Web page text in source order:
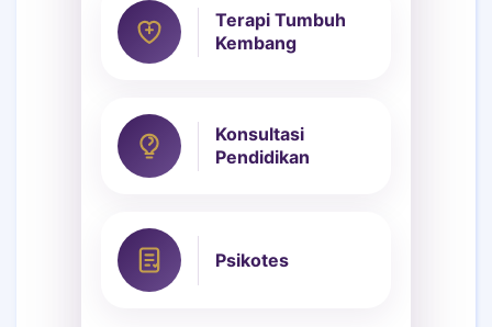
Terapi Tumbuh
Kembang
Konsultasi
Pendidikan
Psikotes